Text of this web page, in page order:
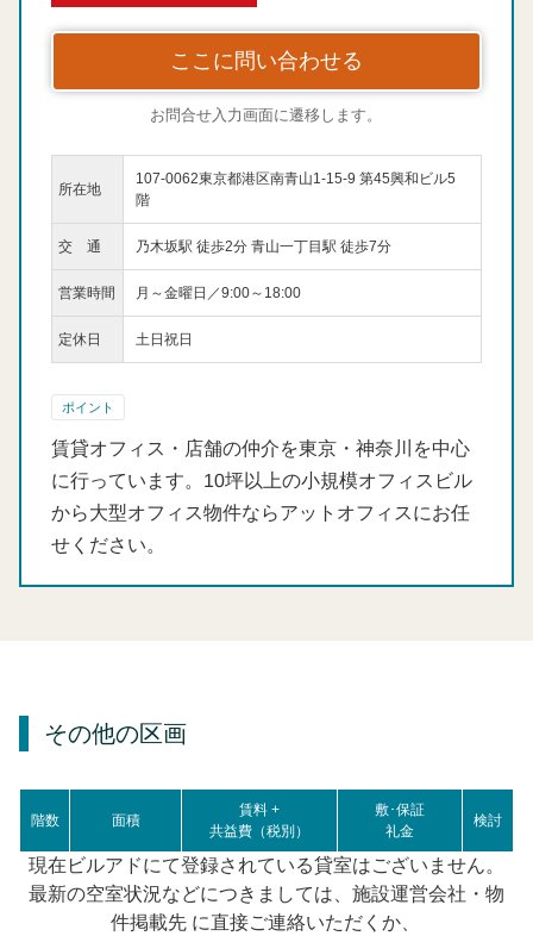
ここに問い合わせる
お問合せ入力画面に遷移します。
所在地
107-0062東京都港区南青山1-15-9 第45興和ビル5
階
交 通 乃木坂駅 徒歩2分 青山一丁目駅 徒歩7分
営業時間 月～金曜日／9:00～18:00
定休日 土日祝日
ポイント
賃貸オフィス・店舗の仲介を東京・神奈川を中心
に行っています。10坪以上の小規模オフィスビル
から大型オフィス物件ならアットオフィスにお任
せください。
その他の区画
階数 面積
賃料 +
共益費（税別）
敷･保証
礼金
検討
現在ビルアドにて登録されている貸室はございません。
最新の空室状況などにつきましては、施設運営会社・物
件掲載先 に直接ご連絡いただくか、